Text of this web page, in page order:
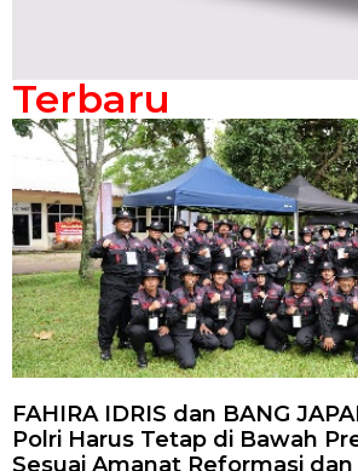
Terbaru
FAHIRA IDRIS dan BANG
Polri Harus Tetap di Bawah
Sesuai Amanat Reformasi